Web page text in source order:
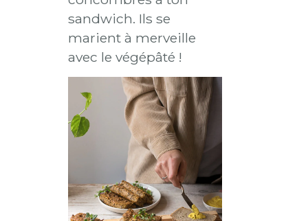
sandwich. Ils se
marient à merveille
avec le végépâté !